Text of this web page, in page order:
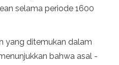
selama periode 1600
yang ditemukan dalam
bahwa asal -